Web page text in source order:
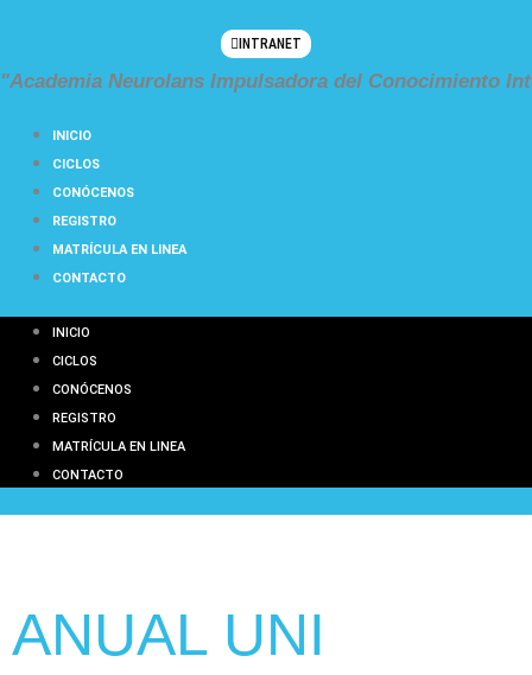
contenido
INTRANET
"Academia Neurolans Impulsadora del Conocimiento
INICIO
CICLOS
CONÓCENOS
REGISTRO
MATRÍCULA EN LINEA
CONTACTO
INICIO
CICLOS
CONÓCENOS
REGISTRO
MATRÍCULA EN LINEA
CONTACTO
ANUAL UNI